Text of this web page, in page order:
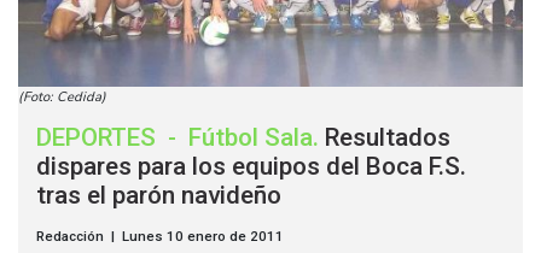
(Foto: Cedida)
DEPORTES - Fútbol Sala. Resultados
dispares para los equipos del Boca F.S.
tras el parón navideño
Redacción | Lunes 10 enero de 2011